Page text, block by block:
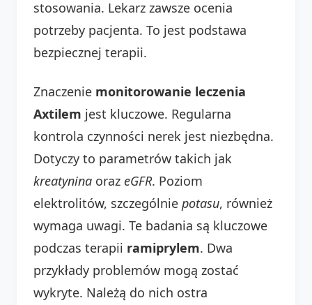
stosowania. Lekarz zawsze ocenia
potrzeby pacjenta. To jest podstawa
bezpiecznej terapii.
Znaczenie monitorowanie leczenia
Axtilem jest kluczowe. Regularna
kontrola czynności nerek jest niezbędna.
Dotyczy to parametrów takich jak
kreatynina oraz eGFR. Poziom
elektrolitów, szczególnie potasu, również
wymaga uwagi. Te badania są kluczowe
podczas terapii ramiprylem. Dwa
przykłady problemów mogą zostać
wykryte. Należą do nich ostra